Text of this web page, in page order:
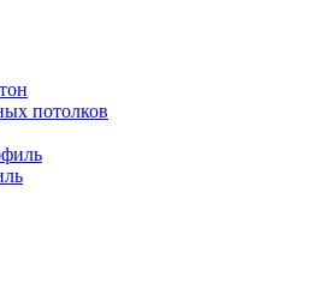
потолков